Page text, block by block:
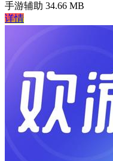
手游辅助 34.66 MB
详情